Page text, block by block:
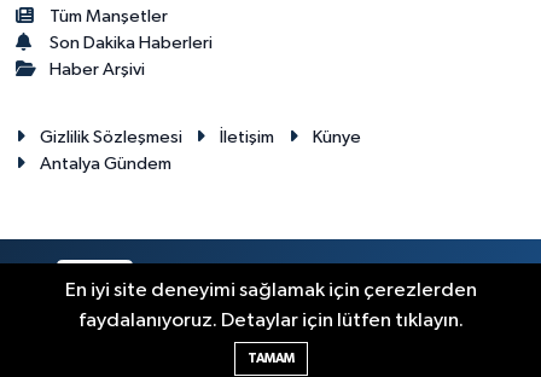
Tüm Manşetler
Son Dakika Haberleri
Haber Arşivi
Gizlilik Sözleşmesi İletişim
Künye
Antalya Gündem
Haber Yazılımı:
En iyi site deneyimi sağlamak için çerezlerden
faydalanıyoruz. Detaylar için lütfen tıklayın.
TAMAM